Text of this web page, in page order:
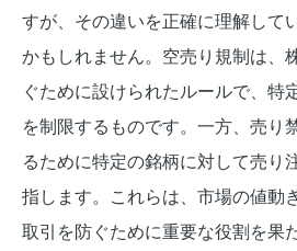
すが、その違いを正確に理解して
かもしれません。空売り規制は、
ぐために設けられたルールで、特
を制限するものです。一方、売り
るために特定の銘柄に対して売り
指します。これらは、市場の値動
取引を防ぐために重要な役割を果